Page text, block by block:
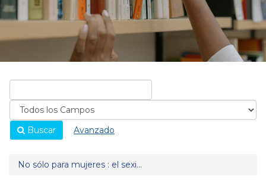
Buscar Avanzado
No sólo para mujeres : el sexi...